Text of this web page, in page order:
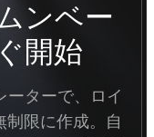
ンベー
開始
ーターで、ロイ
制限に作成。自